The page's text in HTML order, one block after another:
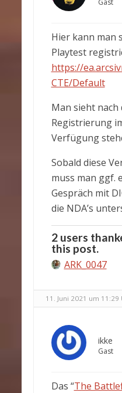
Gast
Hier kann man
Playtest
https://
CTE/Default
Man sieht nach
Registrierung
Verfügung
Sobald diese
muss man ggf.
Gespräch mit
die NDA’s
2 users
this post.
ARK_0047
11. Juni 2021 um 11:29
ikke
Gast
Das “The